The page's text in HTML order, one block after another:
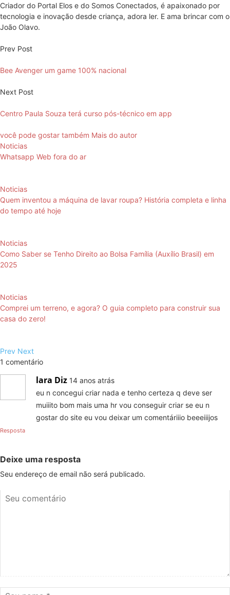
Criador do Portal Elos e do Somos Conectados, é apaixonado por
tecnologia e inovação desde criança, adora ler. E ama brincar com o
João Olavo.
Prev Post
Bee Avenger um game 100% nacional
Next Post
Centro Paula Souza terá curso pós-técnico em app
você pode gostar também Mais do autor
Noticias
Whatsapp Web fora do ar
Noticias
Quem inventou a máquina de lavar roupa? História completa e linha
do tempo até hoje
Noticias
Como Saber se Tenho Direito ao Bolsa Família (Auxílio Brasil) em
2025
Noticias
Comprei um terreno, e agora? O guia completo para construir sua
casa do zero!
Prev Next
1 comentário
lara Diz 14 anos atrás
eu n concegui criar nada e tenho certeza q deve ser
muiiito bom mais uma hr vou conseguir criar se eu n
gostar do site eu vou deixar um comentáriiio beeeiiijos
Resposta
Deixe uma resposta
Seu endereço de email não será publicado.